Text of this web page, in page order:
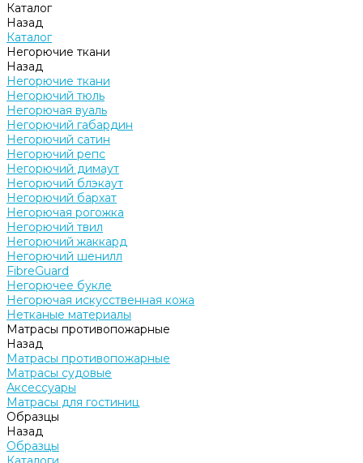
Каталог
Назад
Каталог
Негорючие ткани
Назад
Негорючие ткани
Негорючий тюль
Негорючая вуаль
Негорючий габардин
Негорючий сатин
Негорючий репс
Негорючий димаут
Негорючий блэкаут
Негорючий бархат
Негорючая рогожка
Негорючий твил
Негорючий жаккард
Негорючий шенилл
FibreGuard
Негорючее букле
Негорючая искусственная кожа
Нетканые материалы
Матрасы противопожарные
Назад
Матрасы противопожарные
Матрасы судовые
Аксессуары
Матрасы для гостиниц
Образцы
Назад
Образцы